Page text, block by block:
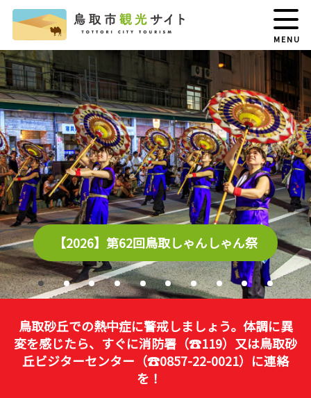
MENU
【2026】第62回鳥取しゃんしゃん祭
1 2 3 4 5 6 7 8 9 10
鳥取砂丘での熱中症に警戒しましょう。体調に異
変を感じたら、すぐに消防署（☎119）又は鳥取砂
丘ビジターセンター（☎0857-22-0021）に連絡
を！